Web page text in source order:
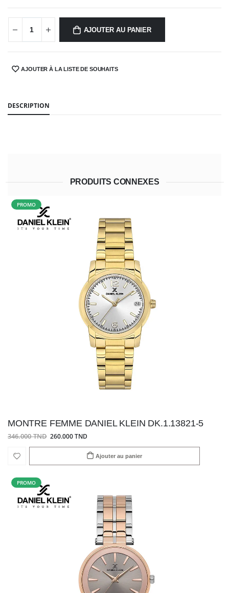
AJOUTER AU PANIER
SHARE:AJOUTER À LA LISTE DE SOUHAITS
DESCRIPTION
PRODUITS CONNEXES
PROMO
MONTRE FEMME DANIEL KLEIN DK.1.13821-5
346.000 TND 260.000 TND
Ajouter au panier
PROMO